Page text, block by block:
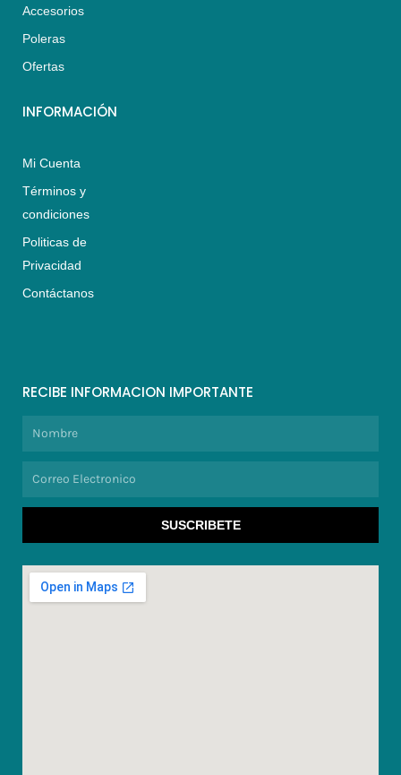
Accesorios
Poleras
Ofertas
INFORMACIÓN
Mi Cuenta
Términos y
condiciones
Politicas de
Privacidad
Contáctanos
RECIBE INFORMACION IMPORTANTE
SUSCRIBETE